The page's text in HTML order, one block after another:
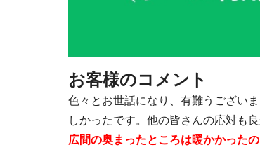
お客様のコメント
色々とお世話になり、有難うござい
しかったです。他の皆さんの応対も良
広間の奥まったところは暖かかったの